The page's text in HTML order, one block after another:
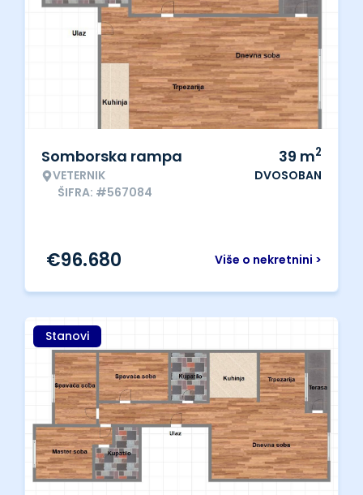
Somborska rampa
VETERNIK
ŠIFRA: #567084
39 m2
DVOSOBAN
Više o nekretnini >
€96.680
Stanovi